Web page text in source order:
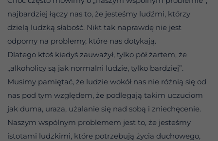
najbardziej łączy nas to, że jesteśmy ludźmi, którzy
dzielą ludzką słabość. Nikt tak naprawdę nie jest
odporny na problemy, które nas dotykają.
Dlatego ktoś kiedyś zauważył, tylko pół żartem, że
„alkoholicy są jak normalni ludzie, tylko bardziej”.
Musimy pamiętać, że ludzie wokół nas nie różnią się od
nas pod tym względem, że podlegają takim uczuciom
jak duma, uraza, użalanie się nad sobą i zniechęcenie.
Naszym wspólnym problemem jest to, że jesteśmy
istotami ludzkimi, które potrzebują życia duchowego,